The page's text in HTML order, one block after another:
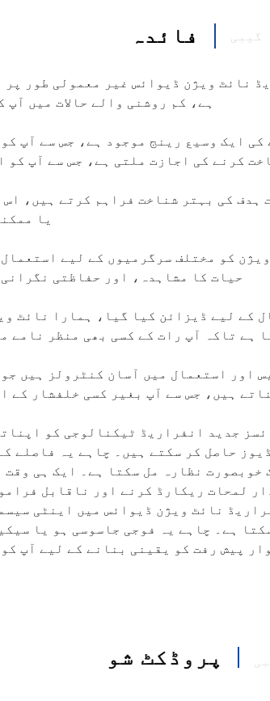
فائدہ گیبی
نائٹ ویژن ڈیوائس غیر معمولی طور
ہے، کم روشنی والے حالات میں
کی ایک وسیع رینج موجود ہے، جس سے آپ
کرنے کی اجازت ملتی ہے، جس سے آپ
ہدف کی بہتر شناخت فراہم کرتے ہیں،
یا
کو مختلف سرگرمیوں کے لیے
حیات کا مشاہدہ، اور حفاظتی
کے لیے ڈیزائن کیا گیا، ہمارا نائٹ
ہے تاکہ آپ رات کے کسی بھی منظر نامے
اور استعمال میں آسان کنٹرولز ہیں
ہیں، جس سے آپ بغیر کسی خلفشار کے
جدید انفراریڈ ٹیکنالوجی کو
حاصل کر سکتے ہیں۔ چاہے یہ فاصلے
نظارہ مل سکتا ہے۔ ایک ہی
لمحات ریکارڈ کرنے اور ناقابل
نائٹ ویژن ڈیوائس میں اینٹی
ہے۔ چاہے یہ فوجی جاسوسی ہو یا
پیش رفت کو یقینی بنانے کے لیے آپ
پروڈکٹ شو